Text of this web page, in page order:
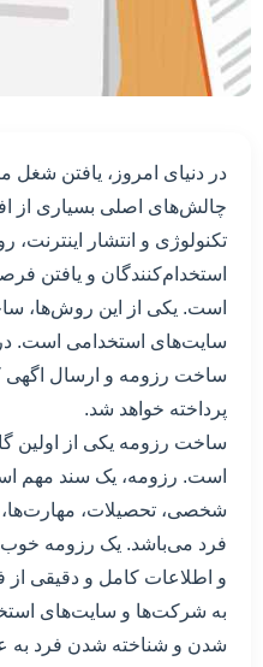
در دنیای امروز، یافتن شغل
چالش‌های اصلی بسیاری از
تکنولوژی و انتشار
استخدام‌کنندگان و یافتن
است. یکی از این روش‌ها،
سایت‌های استخدامی است.
ساخت رزومه و ارسال اگهی
پرداخته خواهد شد.
ساخت رزومه یکی از اولین
است. رزومه، یک سند مهم
شخصی، تحصیلات،
فرد می‌باشد. یک رزومه خوب
و اطلاعات کامل و دقیقی از
به شرکت‌ها و سایت‌های
شدن و شناخته شدن فرد به